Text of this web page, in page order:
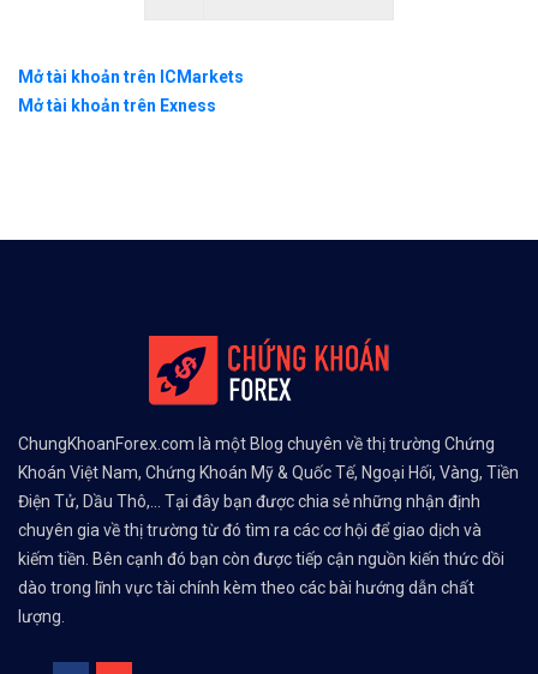
Mở tài khoản trên ICMarkets
Mở tài khoản trên Exness
ChungKhoanForex.com là một Blog chuyên về thị trường Chứng
Khoán Việt Nam, Chứng Khoán Mỹ & Quốc Tế, Ngoại Hối, Vàng, Tiền
Điện Tử, Dầu Thô,... Tại đây bạn được chia sẻ những nhận định
chuyên gia về thị trường từ đó tìm ra các cơ hội để giao dịch và
kiếm tiền. Bên cạnh đó bạn còn được tiếp cận nguồn kiến thức dồi
dào trong lĩnh vực tài chính kèm theo các bài hướng dẫn chất
lượng.